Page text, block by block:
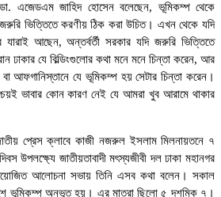
এজেডএম জাহিদ হোসেন বলেছেন, ভূমিকম্প থেকে
ভিত্তিতে করণীয় ঠিক করা উচিত। এখন থেকে যদি
যারাই আছেন, অন্তর্বর্তী সরকার যদি জরুরি ভিত্তিতে
ঢাকার যে বিল্ডিংগুলোর কথা মনে মনে চিন্তা করেন, আর
আফগানিস্তানে যে ভূমিকম্প হয় সেটার চিন্তা করেন।
ভাবার কোন কারণ নেই যে আমরা খুব আরামে থাকার
প্রেস ক্লাবে কাজী নজরুল ইসলাম মিলনায়তনে ৭
উপলক্ষ্যে জাতীয়তাবাদী মৎস্যজীবী দল ঢাকা মহানগর
আলোচনা সভায় তিনি এসব কথা বলেন। সকাল
ভূমিকম্প অনুভূত হয়। এর মাত্রা ছিলো ৫ দশমিক ৭।